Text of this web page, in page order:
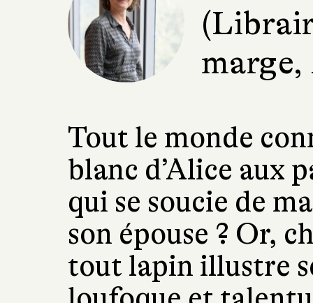
Tout le monde
blanc d’Alice aux
qui se soucie de
son épouse ? Or,
tout lapin illustre